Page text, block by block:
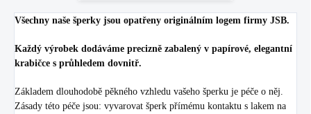
Všechny naše šperky jsou opatřeny originálním logem firmy JSB.
Každý výrobek dodáváme precizně zabalený v papírové, elegantní
krabičce s průhledem dovnitř.
Základem dlouhodobě pěkného vzhledu vašeho šperku je péče o něj.
Zásady této péče jsou: vyvarovat šperk přímému kontaktu s lakem na